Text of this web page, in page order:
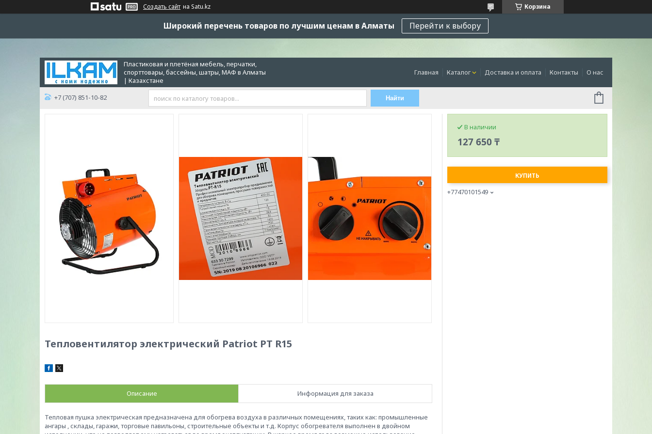
Создать сайт на Satu.kz Корзина
Широкий перечень товаров по лучшим ценам в Алматы Перейти к выбору
Пластиковая и плетёная мебель, перчатки,
спорттовары, бассейны, шатры, МАФ в Алматы
| Казахстане
Главная Каталог Доставка и оплата Контакты О нас
+7 (707) 851-10-82 Найти
Тепловентилятор электрический Patriot PT R15
Описание Информация для заказа
Тепловая пушка электрическая предназначена для обогрева воздуха в различных помещениях, таких как: промышленные
ангары , склады, гаражи, торговые павильоны, строительные объекты и т.д. Корпус обогревателя выполнен в двойном
В наличии
127 650 ₸
КУПИТЬ
+77470101549